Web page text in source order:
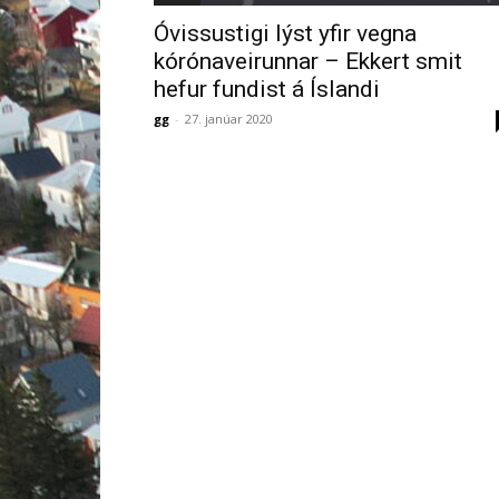
Óvissustigi lýst yfir vegna
kórónaveirunnar – Ekkert smit
hefur fundist á Íslandi
gg - 27. janúar 2020